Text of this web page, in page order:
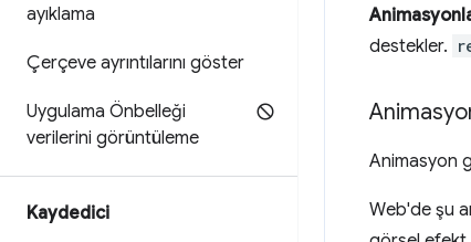
ayıklama
Çerçeve ayrıntılarını göster
Uygulama Önbelleği
verilerini görüntüleme
Kaydedici
destekler.
Animasyon
Web'de şu